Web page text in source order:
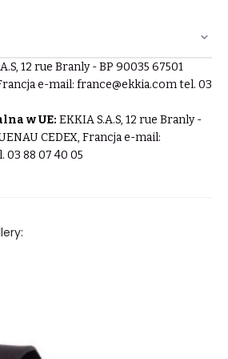
12 rue Branly - BP 90035 67501
e-mail: france@ekkia.comtel. 03
w UE: EKKIA S.A.S, 12 rue Branly -
CEDEX, Francja e-mail:
03 88 07 40 05